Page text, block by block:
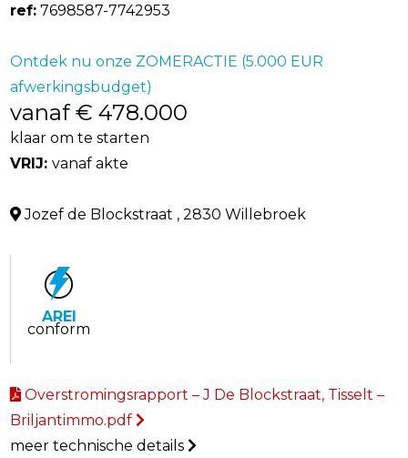
ref: 7698587-7742953
Ontdek nu onze ZOMERACTIE (5.000 EUR
afwerkingsbudget)
vanaf € 478.000
klaar om te starten
VRIJ:vanaf akte
Jozef de Blockstraat , 2830 Willebroek
AREI
conform
Overstromingsrapport – J De Blockstraat, Tisselt –
Briljantimmo.pdf
meer technische details